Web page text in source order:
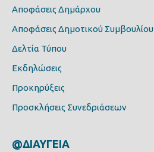
Αποφάσεις Δημάρχου
Αποφάσεις Δημοτικού Συμβουλίου
Δελτία Τύπου
Εκδηλώσεις
Προκηρύξεις
Προσκλήσεις Συνεδριάσεων
@ΔΙΑΥΓΕΙΑ